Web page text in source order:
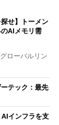
せ】トーメン
AIメモリ需
ローバルリン
テック：最先
AIインフラを支